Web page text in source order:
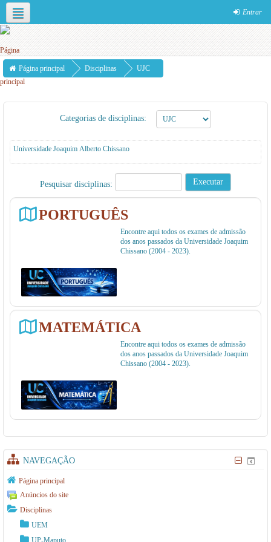
Entrar
Página principal Disciplinas UJC
Categorias de disciplinas:
Universidade Joaquim Alberto Chissano
Pesquisar disciplinas:
PORTUGUÊS
Encontre aqui todos os exames de admissão
dos anos passados da Universidade Joaquim
Chissano (2004 - 2023).
MATEMÁTICA
Encontre aqui todos os exames de admissão
dos anos passados da Universidade Joaquim
Chissano (2004 - 2023).
NAVEGAÇÃO
Página principal
Anúncios do site
Disciplinas
UEM